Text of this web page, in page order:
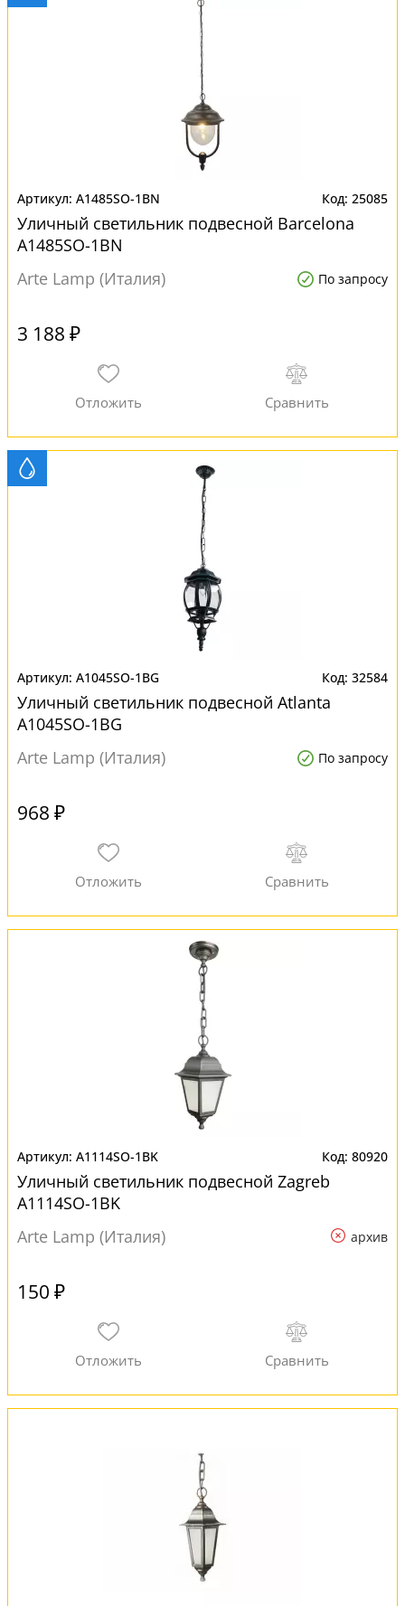
A1485SO-1BN 25085
Уличный светильник подвесной Barcelona
A1485SO-1BN
Arte Lamp (Италия)
По запросу
3 188 ₽
A1045SO-1BG 32584
Уличный светильник подвесной Atlanta
A1045SO-1BG
Arte Lamp (Италия)
По запросу
968 ₽
A1114SO-1BK 80920
Уличный светильник подвесной Zagreb
A1114SO-1BK
Arte Lamp (Италия)
архив
150 ₽